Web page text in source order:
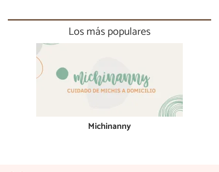
Los más populares
Michinanny